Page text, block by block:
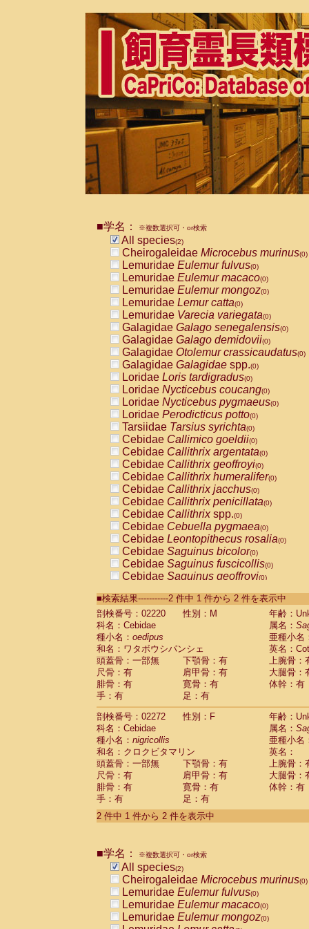
■学名： ※複数選択可・or検索
All species(2)
Cheirogaleidae Microcebus murinus(0)
Lemuridae Eulemur fulvus(0)
Lemuridae Eulemur macaco(0)
Lemuridae Eulemur mongoz(0)
Lemuridae Lemur catta(0)
Lemuridae Varecia variegata(0)
Galagidae Galago senegalensis(0)
Galagidae Galago demidovii(0)
Galagidae Otolemur crassicaudatus(0)
Galagidae Galagidae spp.(0)
Loridae Loris tardigradus(0)
Loridae Nycticebus coucang(0)
Loridae Nycticebus pygmaeus(0)
Loridae Perodicticus potto(0)
Tarsiidae Tarsius syrichta(0)
Cebidae Callimico goeldii(0)
Cebidae Callithrix argentata(0)
Cebidae Callithrix geoffroyi(0)
Cebidae Callithrix humeralifer(0)
Cebidae Callithrix jacchus(0)
Cebidae Callithrix penicillata(0)
Cebidae Callithrixspp.(0)
Cebidae Cebuella pygmaea(0)
Cebidae Leontopithecus rosalia(0)
Cebidae Saguinus bicolor(0)
Cebidae Saguinus fuscicollis(0)
Cebidae Saguinus geoffroyi(0)
CebidaeSaguinus labiatus(0)
Cebidae Saguinus leucopus (0)
Cebidae
Cebidae
CebidaeSaguinus nigricollis (1)
Cebidae Saguinus oedipus
Cebidae Saguinus weddelli
Cebidae Saguinusspp.
Cebidae Aotus trivirgatus
Cebidae Cebus albifrons
Cebidae
CebidaeCebus capucinus
CebidaeCebus nigrivittatus
Cebidae Cebusspp.(0)
Cebidae Saimiri boliviensis
Cebidae Saimiri sciureus
Atelidae Alouatta caraya
AtelidaeAlouatta fusca
AtelidaeAlouatta seniculus
AtelidaeAteles belzebuth
AtelidaeAteles geoffroyi
AtelidaeAteles paniscus(0)
AtelidaeAtelesspp. (0)
AtelidaeLagothrix lagothricha
AtelidaeLagothrix lagothricha cana
PitheciidaeCacajao calvus
■検索結果-----------2 件中 1 件から 2 件を表示中
剖検番号：02220
性別：M
年齢：
科名：Cebidae
属名：
種小名： oedipus
亜種小名
和名：ワタボウシパンシェ
英名：
頭蓋骨：一部無
下顎骨：有
上腕骨：
尺骨：有
肩甲骨：有
大腿骨：
腓骨：有
寛骨：有
体幹：有
手：有
足：有
剖検番号：02272
性別：F
年齢：
科名：Cebidae
属名：
種小名： nigricollis
亜種小名
和名：クロクビタマリン
英名：
頭蓋骨：一部無
下顎骨：有
上腕骨：
尺骨：有
肩甲骨：有
大腿骨：
腓骨：有
寛骨：有
体幹：有
手：有
足：有
2 件中 1 件から 2 件を表示中
■学名： ※複数選択可・or検索
All species(2)
Cheirogaleidae Microcebus murinus(0)
Lemuridae Eulemur fulvus(0)
Lemuridae Eulemur macaco(0)
Lemuridae Eulemur mongoz(0)